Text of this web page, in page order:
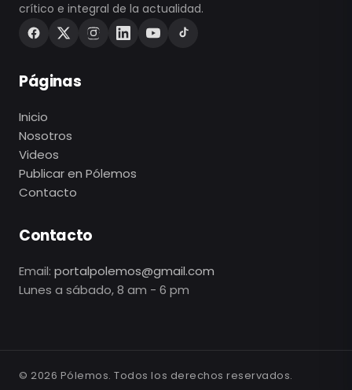
crítico e integral de la actualidad.
Páginas
Inicio
Nosotros
Videos
Publicar en Pólemos
Contacto
Contacto
Email: portalpolemos@gmail.com
Lunes a sábado, 8 am - 6 pm
© 2026 Pólemos. Todos los derechos reservados.